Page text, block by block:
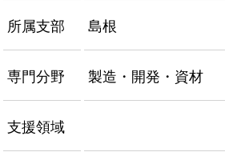
所属支部 島根
専門分野 製造・開発・資材
支援領域